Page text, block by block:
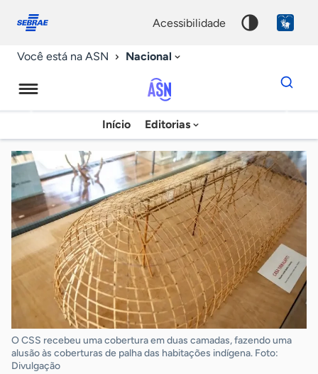
conosco
acessibilidade
Você está na ASN Nacional
Agência
Sebrae
de
Notícias
Início Editorias
Dados
para
chave
O CSS recebeu uma cobertura em duas camadas, fazendo uma
alusão às coberturas de palha das habitações indígena. Foto:
Divulgação